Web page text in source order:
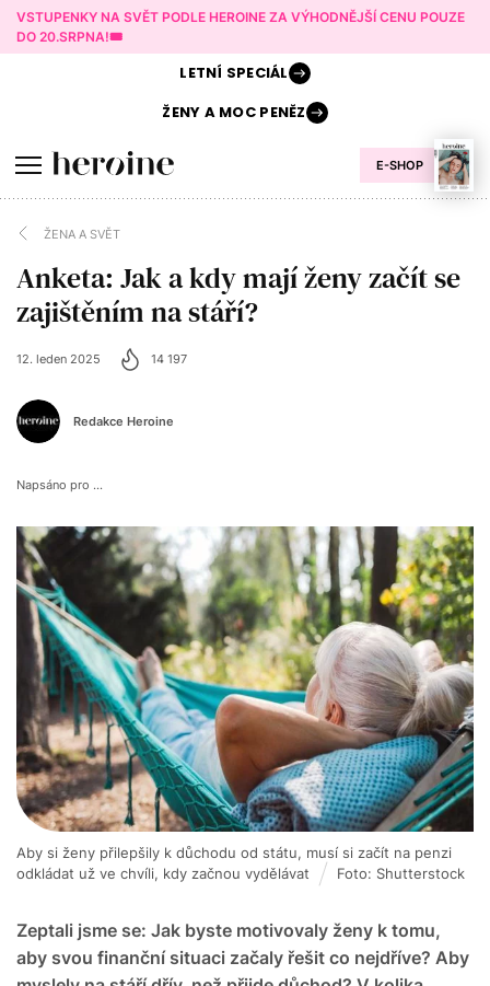
VSTUPENKY NA SVĚT PODLE HEROINE ZA VÝHODNĚJŠÍ CENU POUZE
DO 20.SRPNA!🎟️
E-SHOP
LETNÍ SPECIÁL
ŽENY AMOC PENĚZ
ŽENA A SVĚT
Anketa: Jak a kdy mají ženy začít se
zajištěním na stáří?
Redakce Heroine
12. leden 2025 14 197
Napsáno pro ...
Zeptali jsme se: Jak byste motivovaly ženy k tomu,
aby svou finanční situaci začaly řešit co nejdříve? Aby
Aby si ženy přilepšily k důchodu od státu, musí si začít na penzi
odkládat už ve chvíli, kdy začnou vydělávat
Foto: Shutterstock